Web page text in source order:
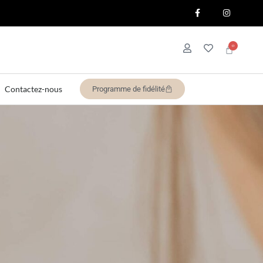
Contactez-nous Programme de fidélité